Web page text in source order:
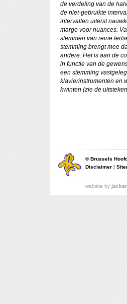
de verdeling van de
de niet-gebruikte
intervallen uiterst
marge voor nuances.
stemmen van reine
stemming brengt mee
andere. Het is aan de
in functie van de
een stemming
klavierinstrumenten en
kwinten (zie de
©Brussels
Disclaimer |
website by